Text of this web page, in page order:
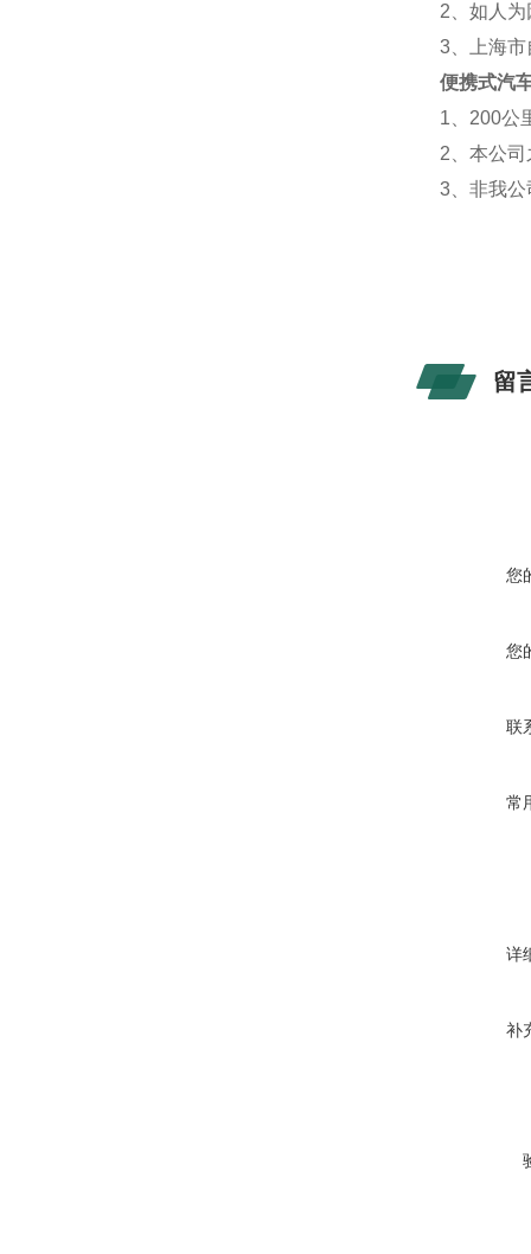
2、如人
3、上海
便携式汽
1、200公
2、本公
3、非我
留
您
您
联
常
详
补